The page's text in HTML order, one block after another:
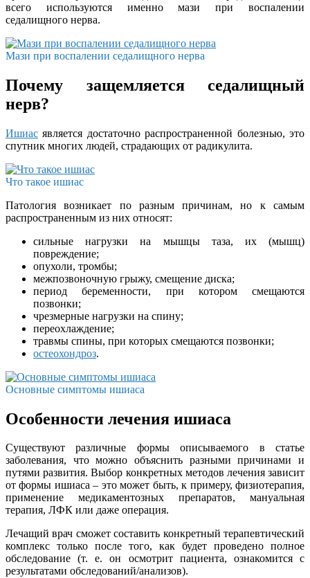
всего используются именно мази при воспалении
седалищного нерва.
Мази при воспалении седалищного нерва
Почему защемляется седалищный
нерв?
Ишиас является достаточно распространенной болезнью, это
спутник многих людей, страдающих от радикулита.
Что такое ишиас
Патология возникает по разным причинам, но к самым
распространенным из них относят:
сильные нагрузки на мышцы таза, их (мышц)
повреждение;
опухоли, тромбы;
межпозвоночную грыжу, смещение диска;
период беременности, при котором смещаются
позвонки;
чрезмерные нагрузки на спину;
переохлаждение;
травмы спины, при которых смещаются позвонки;
остеохондроз.
Основные симптомы ишиаса
Особенности лечения ишиаса
Существуют различные формы описываемого в статье
заболевания, что можно объяснить разными причинами и
путями развития. Выбор конкретных методов лечения зависит
от формы ишиаса – это может быть, к примеру, физиотерапия,
применение медикаментозных препаратов, мануальная
терапия, ЛФК или даже операция.
Лечащий врач сможет составить конкретный терапевтический
комплекс только после того, как будет проведено полное
обследование (т. е. он осмотрит пациента, ознакомится с
результатами обследований/анализов).